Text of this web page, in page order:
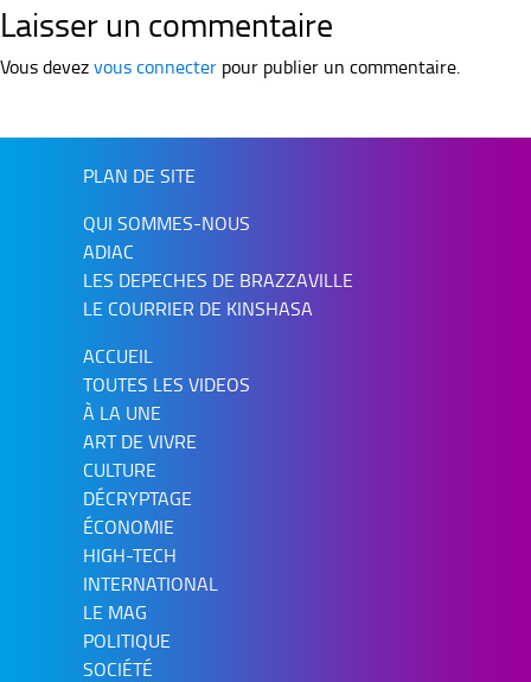
Laisser un commentaire
Vous devezvous connecter pour publier un commentaire.
PLAN DE SITE
QUI SOMMES-NOUS
ADIAC
LES DEPECHES DE BRAZZAVILLE
LE COURRIER DE KINSHASA
ACCUEIL
TOUTES LES VIDEOS
À LA UNE
ART DE VIVRE
CULTURE
DÉCRYPTAGE
ÉCONOMIE
HIGH-TECH
INTERNATIONAL
LE MAG
POLITIQUE
SOCIÉTÉ